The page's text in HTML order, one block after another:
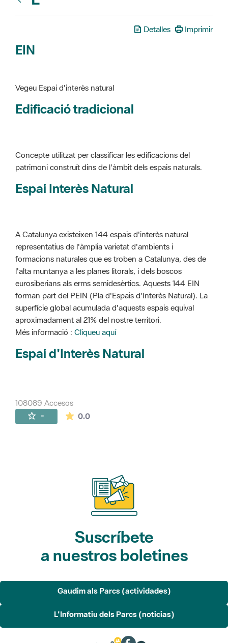
Detalles Imprimir
EIN
Vegeu Espai d'interès natural
Edificació tradicional
Concepte utilitzat per classificar les edificacions del
patrimoni construït dins de l'àmbit dels espais naturals.
Espai Interès Natural
A Catalunya existeixen 144 espais d'interès natural
representatius de l'àmplia varietat d'ambients i
formacions naturales que es troben a Catalunya, des de
l'alta muntanya a les planes litorals, i dels boscos
eurosiberians als erms semidesèrtics. Aquests 144 EIN
forman part del PEIN (Pla d'Espais d'Interès Natural). La
superfície global acumulada d'aquests espais equival
aproximadament al 21% del nostre territori.
Més informació : Cliqueu aquí
Espai d'Interès Natural
108089 Accesos
- 0.0La valoración media es de 0 estrellas de
Suscríbete
a nuestros boletines
Gaudim als Parcs (actividades)
L'Informatiu dels Parcs (noticias)